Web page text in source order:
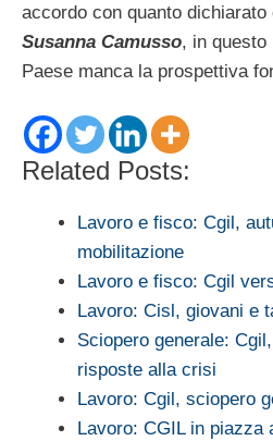
accordo con quanto
Susanna Camusso, in questo
Paese manca la prospettiva
Related Posts:
Lavoro e fisco: Cgil,
mobilitazione
Lavoro e fisco: Cgil
Lavoro: Cisl, giovani e
Sciopero generale:
risposte alla crisi
Lavoro: Cgil, sciopero
Lavoro: CGIL in piazza